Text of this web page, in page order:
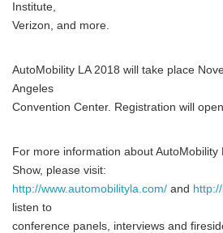
Institute,
Verizon, and more.
AutoMobility LA 2018 will take place
Angeles
Convention Center. Registration will
For more information about AutoMobility
Show, please visit:
http://www.automobilityla.com/ and
listen to
conference panels, interviews and